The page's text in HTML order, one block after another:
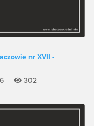
nr XVII -
302